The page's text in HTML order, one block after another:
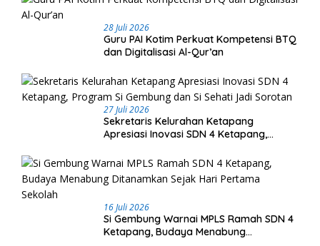
28 Juli 2026
Guru PAI Kotim Perkuat Kompetensi BTQ
dan Digitalisasi Al-Qur’an
27 Juli 2026
Sekretaris Kelurahan Ketapang
Apresiasi Inovasi SDN 4 Ketapang,
Sorotan
16 Juli 2026
Si Gembung Warnai MPLS Ramah SDN 4
Ketapang, Budaya Menabung